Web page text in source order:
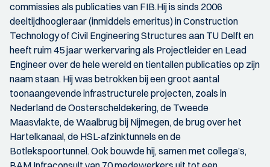
commissies als publicaties van FIB.Hij is sinds 2006
deeltijdhoogleraar (inmiddels emeritus) in Construction
Technology of Civil Engineering Structures aan TU Delft en
heeft ruim 45 jaar werkervaring als Projectleider en Lead
Engineer over de hele wereld en tientallen publicaties op zijn
naam staan. Hij was betrokken bij een groot aantal
toonaangevende infrastructurele projecten, zoals in
Nederland de Oosterscheldekering, de Tweede
Maasvlakte, de Waalbrug bij Nijmegen, de brug over het
Hartelkanaal, de HSL-afzinktunnels en de
Botlekspoortunnel. Ook bouwde hij, samen met collega’s,